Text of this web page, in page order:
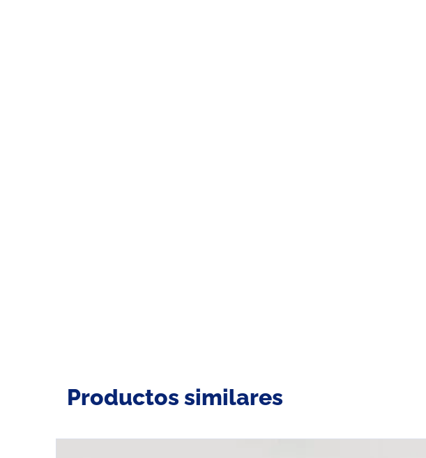
Productos similares